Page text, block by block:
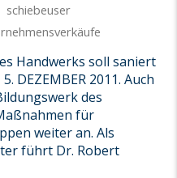
schiebeuser
Handwerks soll saniert
DEZEMBER 2011. Auch
des
für
weiter an. Als
führt Dr. Robert